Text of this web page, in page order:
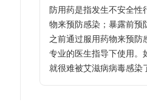
防用药是指发生不安全性
物来预防感染；暴露前预
之前通过服用药物来预防
专业的医生指导下使用。
就很难被艾滋病病毒感染